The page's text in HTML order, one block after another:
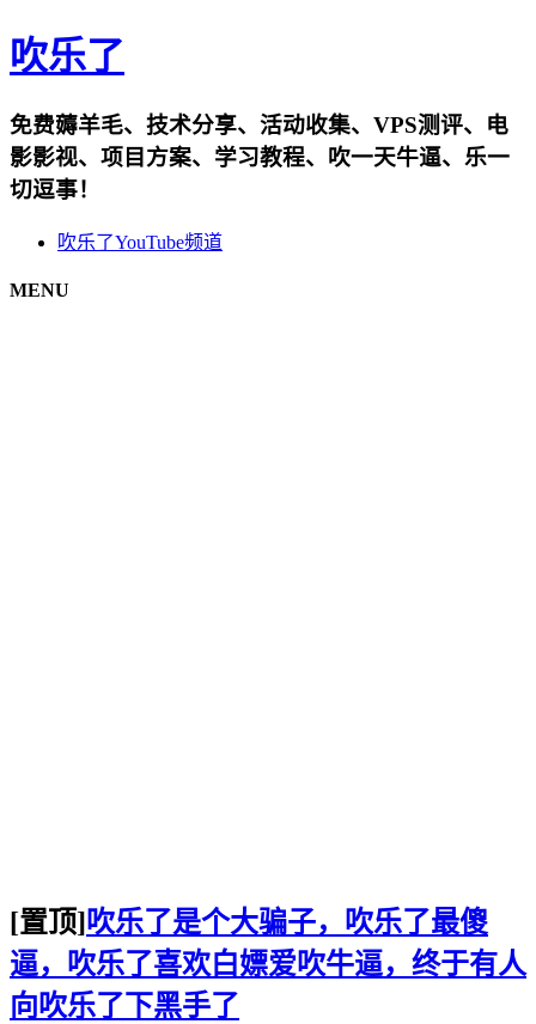
吹乐了
免费薅羊毛、技术分享、活动收集、VPS测评、电
影影视、项目方案、学习教程、吹一天牛逼、乐一
切逗事！
吹乐了YouTube频道
MENU
[置顶]吹乐了是个大骗子，吹乐了最傻
逼，吹乐了喜欢白嫖爱吹牛逼，终于有人
向吹乐了下黑手了